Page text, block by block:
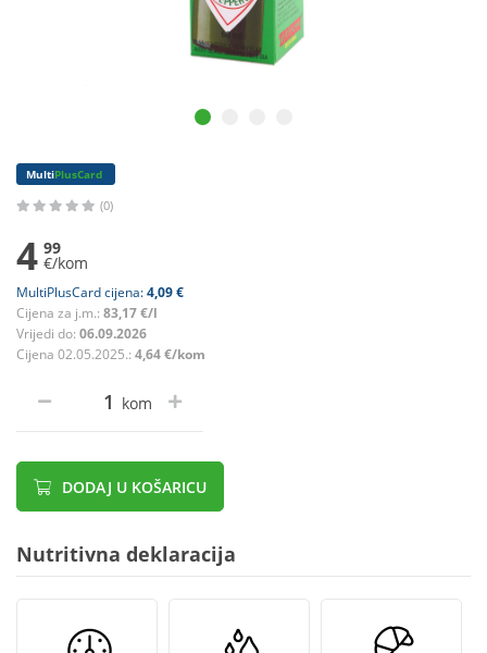
MultiPlusCard
(0)
4 99
€/kom
MultiPlusCard cijena:4,09 €
Cijena za j.m.: 83,17 €/l
Vrijedi do: 06.09.2026
Cijena 02.05.2025.: 4,64 €/kom
kom
DODAJ U KOŠARICU
Nutritivna deklaracija